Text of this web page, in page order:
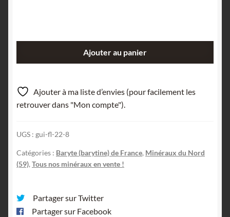
Glageon,
Avesnois,
Nord,
de-
France.
Ajouter au panier
Ajouter à ma liste d’envies (pour facilement les
retrouver dans "Mon compte").
UGS : gui-fl-22-8
Catégories : Baryte (barytine) de France, Minéraux du Nord
(59), Tous nos minéraux en vente !
Partager sur Twitter
Partager sur Facebook